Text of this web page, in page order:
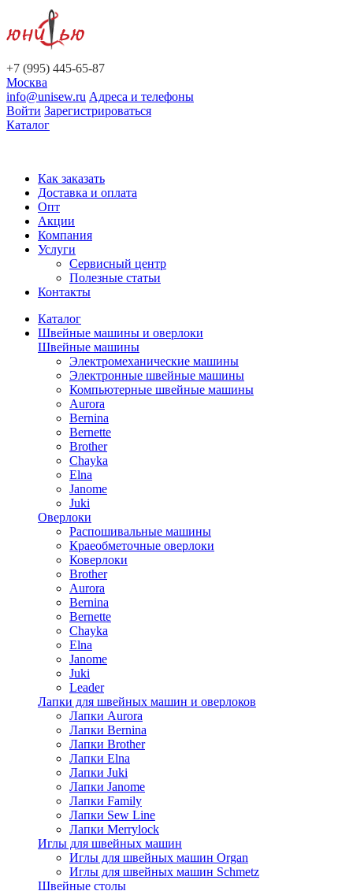
+7 (995) 445-65-87
Москва
info@unisew.ru Адреса и телефоны
Войти Зарегистрироваться
Каталог
Как заказать
Доставка и оплата
Опт
Акции
Компания
Услуги
Сервисный центр
Полезные статьи
Контакты
Каталог
Швейные машины и оверлоки
Швейные машины
Электромеханические машины
Электронные швейные машины
Компьютерные швейные машины
Aurora
Bernina
Bernette
Brother
Chayka
Elna
Janome
Juki
Оверлоки
Распошивальные машины
Краеобметочные оверлоки
Коверлоки
Brother
Aurora
Bernina
Bernette
Chayka
Elna
Janome
Juki
Leader
Лапки для швейных машин и оверлоков
Лапки Aurora
Лапки Bernina
Лапки Brother
Лапки Elna
Лапки Juki
Лапки Janome
Лапки Family
Лапки Sew Line
Лапки Merrylock
Иглы для швейных машин
Иглы для швейных машин Organ
Иглы для швейных машин Schmetz
Швейные столы